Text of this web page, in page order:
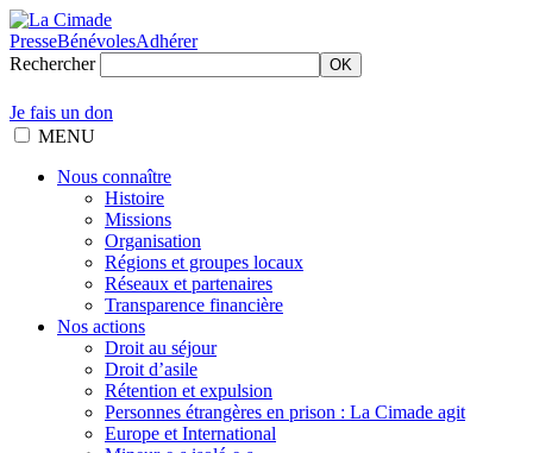
PresseBénévolesAdhérer
Rechercher
OK
Je fais un don
MENU
Nous connaître
Histoire
Missions
Organisation
Régions et groupes locaux
Réseaux et partenaires
Transparence financière
Nos actions
Droit au séjour
Droit d’asile
Rétention et expulsion
Personnes étrangères en prison : La Cimade agit
Europe et International